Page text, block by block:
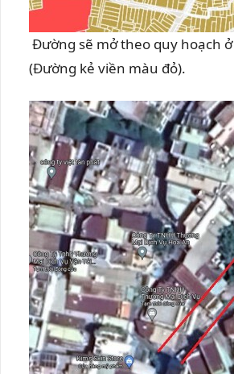
Đường sẽ mở theo quy hoạch
(Đường kẻ viền màu đỏ).